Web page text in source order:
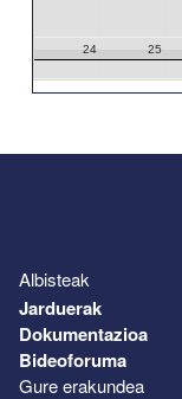
24 25
Albisteak
Jarduerak
Dokumentazioa
Bideoforuma
Gure erakundea